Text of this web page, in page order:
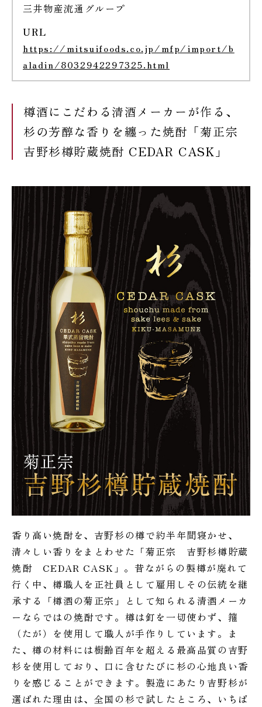
三井物産流通グループ
URL
https://mitsuifoods.co.jp/mfp/import/b
aladin/8032942297325.html
樽酒にこだわる清酒メーカーが作る、
杉の芳醇な香りを纏った焼酎「菊正宗
吉野杉樽貯蔵焼酎 CEDAR CASK」
香り高い焼酎を、吉野杉の樽で約半年間寝かせ、
清々しい香りをまとわせた「菊正宗 吉野杉樽貯蔵
焼酎 CEDAR CASK」。昔ながらの製樽が廃れて
行く中、樽職人を正社員として雇用しその伝統を継
承する「樽酒の菊正宗」として知られる清酒メーカ
ーならではの焼酎です。樽は釘を一切使わず、箍
（たが）を使用して職人が手作りしています。ま
た、樽の材料には樹齢百年を超える最高品質の吉野
杉を使用しており、口に含むたびに杉の心地良い香
りを感じることができます。製造にあたり吉野杉が
選ばれた理由は、全国の杉で試したところ、いちば